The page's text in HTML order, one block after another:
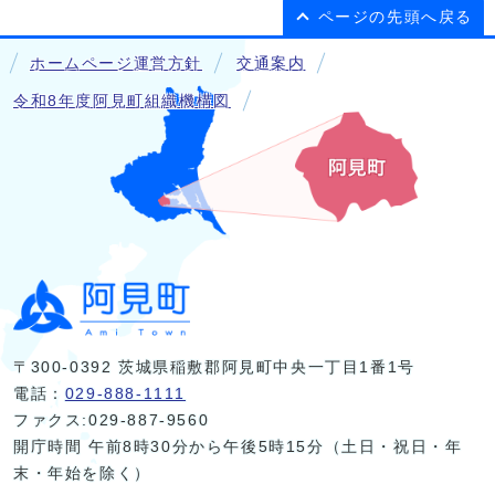
ページの先頭へ戻る
ホームページ運営方針 交通案内
令和8年度阿見町組織機構図
〒300-0392 茨城県稲敷郡阿見町中央一丁目1番1号
電話： 029-888-1111
ファクス:029-887-9560
開庁時間 午前8時30分から午後5時15分（土日・祝日・年
末・年始を除く）